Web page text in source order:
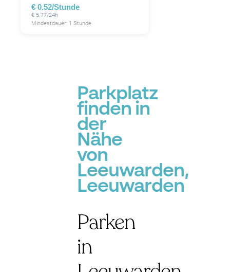
€ 0.52/Stunde
€ 5.77/24h
Mindestdauer: 1 Stunde
Parkplatz
finden in
der
Nähe
von
Leeuwarden,
Leeuwarden
Parken
in